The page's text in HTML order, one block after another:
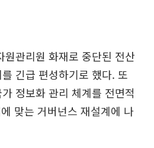
원관리원 화재로 중단된 전산
긴급 편성하기로 했다. 또
정보화 관리 체계를 전면적
맞는 거버넌스 재설계에 나